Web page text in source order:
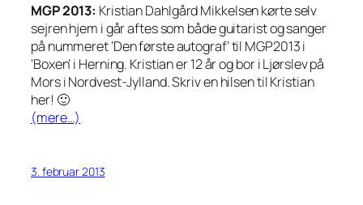
MGP 2013: Kristian Dahlgård Mikkelsen kørte selv
sejren hjem i går aftes som både guitarist og sanger
på nummeret ‘Den første autograf’ til MGP2013 i
‘Boxen’ i Herning. Kristian er 12 år og bor i Ljørslev på
Mors i Nordvest-Jylland. Skriv en hilsen til Kristian
her! 🙂
(mere…)
3. februar 2013